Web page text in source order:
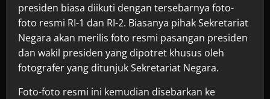
presiden biasa diikuti dengan tersebarnya foto-
foto resmi RI-1 dan RI-2. Biasanya pihak Sekretariat
Negara akan merilis foto resmi pasangan presiden
dan wakil presiden yang dipotret khusus oleh
fotografer yang ditunjuk Sekretariat Negara.
Foto-foto resmi ini kemudian disebarkan ke